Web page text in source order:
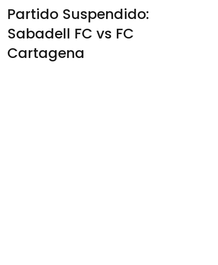
Partido Suspendido:
Sabadell FC vs FC
Cartagena